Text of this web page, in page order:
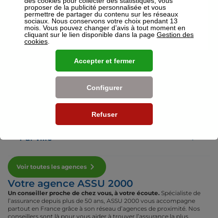
Voir plus
Nos établissements
Par département
Par ville
Voir toutes les agences
Votre agence ASSU 2000
Un conseiller proche de chez vous, à votre écoute. Spécialiste de
l’assurance depuis plus de 50 ans, ASSU 2000 vous accompagne
partout en France grâce à son réseau d’agences de proximité. Nos
conseillers sont là pour vous aider à trouver l’assurance la plus
proposer de la publicité personnalisée et vous
permettre de partager du contenu sur les réseaux
sociaux. Nous conservons votre choix pendant 13
mois. Vous pouvez changer d’avis à tout moment en
cliquant sur le lien disponible dans la page Gestion des
cookies
Refuser
Configurer
Accepter et fermer